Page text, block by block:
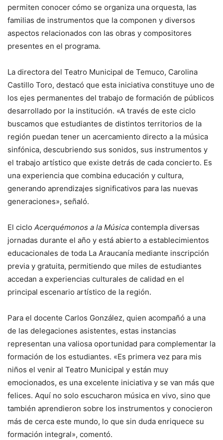
permiten conocer cómo se organiza una orquesta, las
familias de instrumentos que la componen y diversos
aspectos relacionados con las obras y compositores
presentes en el programa.
La directora del Teatro Municipal de Temuco, Carolina
Castillo Toro, destacó que esta iniciativa constituye uno de
los ejes permanentes del trabajo de formación de públicos
desarrollado por la institución. «A través de este ciclo
buscamos que estudiantes de distintos territorios de la
región puedan tener un acercamiento directo a la música
sinfónica, descubriendo sus sonidos, sus instrumentos y
el trabajo artístico que existe detrás de cada concierto. Es
una experiencia que combina educación y cultura,
generando aprendizajes significativos para las nuevas
generaciones», señaló.
El ciclo Acerquémonos a la Música contempla diversas
jornadas durante el año y está abierto a establecimientos
educacionales de toda La Araucanía mediante inscripción
previa y gratuita, permitiendo que miles de estudiantes
accedan a experiencias culturales de calidad en el
principal escenario artístico de la región.
Para el docente Carlos González, quien acompañó a una
de las delegaciones asistentes, estas instancias
representan una valiosa oportunidad para complementar la
formación de los estudiantes. «Es primera vez para mis
niños el venir al Teatro Municipal y están muy
emocionados, es una excelente iniciativa y se van más que
felices. Aquí no solo escucharon música en vivo, sino que
también aprendieron sobre los instrumentos y conocieron
más de cerca este mundo, lo que sin duda enriquece su
formación integral», comentó.